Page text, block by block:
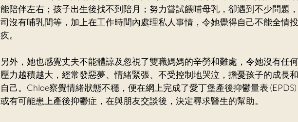
能陪伴左右；孩子出生後找不到陪月；努力嘗試餵哺母乳，卻遇到不少問題
司沒有哺乳間等，加上在工作時間內處理私人事情，令她覺得自己不能全情
疚。
另外，她也感覺丈夫不能體諒及忽視了雙職媽媽的辛勞和難處，令她沒有任
壓力越積越大，經常發惡夢、情緒緊張、不受控制地哭泣，擔憂孩子的成長
自己。Chloe察覺情緒狀態不穩，便在網上完成了愛丁堡產後抑鬱量表
或有可能患上產後抑鬱症，在與朋友交談後，決定尋求醫生的幫助。